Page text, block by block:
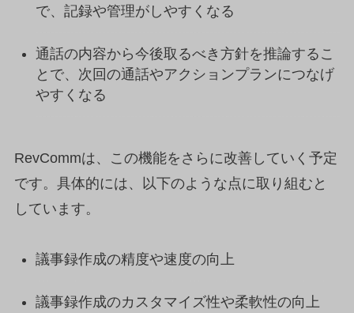
で、記録や管理がしやすくなる
通話の内容から今後取るべき方針を推論するこ
とで、次回の通話やアクションプランにつなげ
やすくなる
RevCommは、この機能をさらに改善していく予定
です。具体的には、以下のような点に取り組むと
しています。
議事録作成の精度や速度の向上
議事録作成のカスタマイズ性や柔軟性の向上